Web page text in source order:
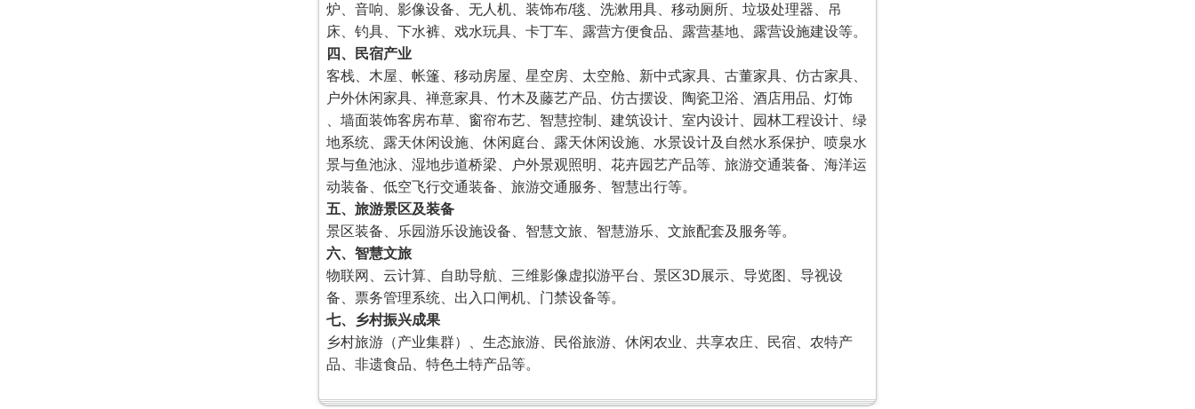
炉、音响、影像设备、无人机、装饰布/毯、洗漱用具、移动厕所、垃圾处理器、吊
床、钓具、下水裤、戏水玩具、卡丁车、露营方便食品、露营基地、露营设施建设等。
四、民宿产业
客栈、木屋、帐篷、移动房屋、星空房、太空舱、新中式家具、古董家具、仿古家具、
户外休闲家具、禅意家具、竹木及藤艺产品、仿古摆设、陶瓷卫浴、酒店用品、灯饰
、墙面装饰客房布草、窗帘布艺、智慧控制、建筑设计、室内设计、园林工程设计、绿
地系统、露天休闲设施、休闲庭台、露天休闲设施、水景设计及自然水系保护、喷泉水
景与鱼池泳、湿地步道桥梁、户外景观照明、花卉园艺产品等、旅游交通装备、海洋运
动装备、低空飞行交通装备、旅游交通服务、智慧出行等。
五、旅游景区及装备
景区装备、乐园游乐设施设备、智慧文旅、智慧游乐、文旅配套及服务等。
六、智慧文旅
物联网、云计算、自助导航、三维影像虚拟游平台、景区3D展示、导览图、导视设
备、票务管理系统、出入口闸机、门禁设备等。
七、乡村振兴成果
乡村旅游（产业集群）、生态旅游、民俗旅游、休闲农业、共享农庄、民宿、农特产
品、非遗食品、特色土特产品等。